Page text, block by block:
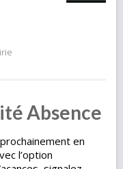
Absence
en
l’option